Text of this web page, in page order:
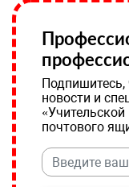
новости и
почтового